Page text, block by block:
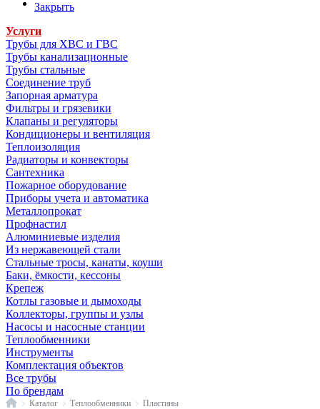
Закрыть
Услуги
Трубы для ХВС и ГВС
Трубы канализационные
Трубы стальные
Соединение труб
Запорная арматура
Фильтры и грязевики
Клапаны и регуляторы
Кондиционеры и вентиляция
Теплоизоляция
Радиаторы и конвекторы
Сантехника
Пожарное оборудование
Приборы учета и автоматика
Металлопрокат
Профнастил
Алюминиевые изделия
Из нержавеющей стали
Стальные тросы, канаты, коуши
Баки, ёмкости, кессоны
Крепеж
Котлы газовые и дымоходы
Коллекторы, группы и узлы
Насосы и насосные станции
Теплообменники
Инструменты
Комплектация объектов
Все трубы
По брендам
ГлавнаяКаталог Теплообменники Пластины